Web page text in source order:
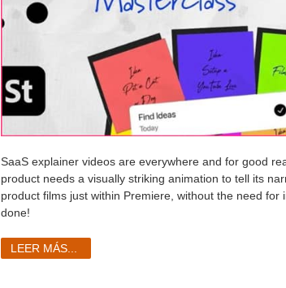
SaaS explainer videos are everywhere and for good
product needs a visually striking animation to tell its
product films just within Premiere, without the need for
done!
LEER MÁS...